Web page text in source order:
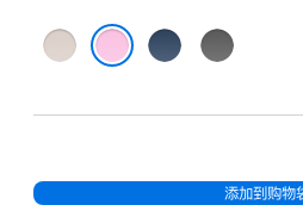
浅
磐
深
添加到购物